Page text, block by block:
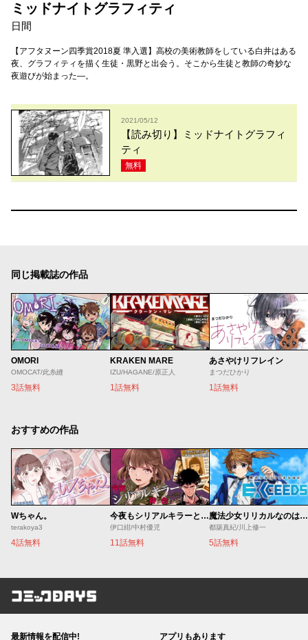
ミッドナイトグラフィティ
日間
【アフタヌーン四季賞2018夏 準入選】高校の美術教師をしている白井はある
夜、グラフィティを描く生徒・黒野と出会う。そこから生徒と教師の奇妙な
夜遊びが始まった―。
2021/05/12
【読み切り】ミッドナイトグラフィ
ティ
無料
同じ掲載誌の作品
OMORI
OMOCAT/此糸縫
3話無料
KRAKEN MARE
IZU/HAGANE/原正人
1話無料
あさやけリフレイン
まつだひかり
1話無料
おすすめの作品
Wちゃん。
terakoya3
4話無料
今夜もシリアルキラーと待ち合わせ
伊口紺/中村優児
11話無料
魔法少女リリカルなのは EXCEEDS
都築真紀/川上修一
5話無料
コミックDAYS
最新情報を配信中! アプリもあります